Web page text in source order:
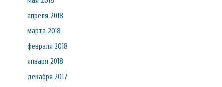
апреля 2018
марта 2018
февраля 2018
января 2018
декабря 2017